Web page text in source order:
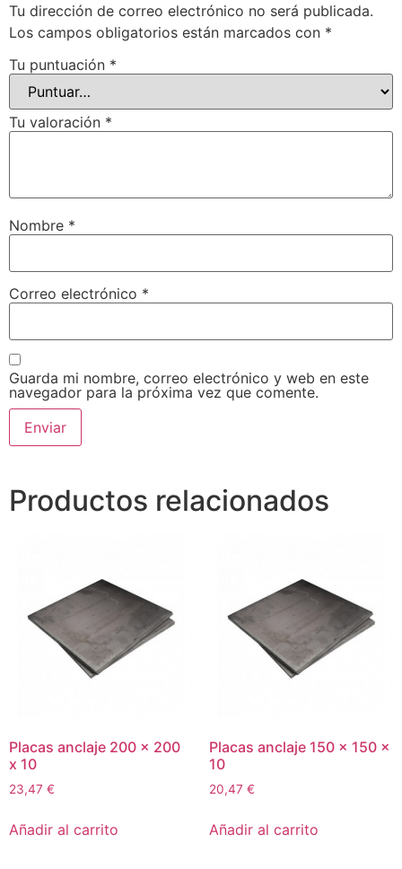
Tu dirección de correo electrónico no será publicada.
Los campos obligatorios están marcados con *
Tu puntuación *
Tu valoración *
Nombre *
Correo electrónico *
Guarda mi nombre, correo electrónico y web en este
navegador para la próxima vez que comente.
Productos relacionados
Placas anclaje 200 x 200
x 10
23,47 €
Añadir al carrito
Placas anclaje 150 x 150 x
10
20,47 €
Añadir al carrito